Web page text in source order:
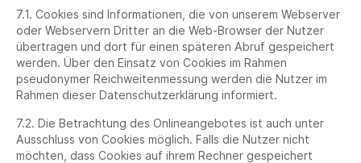
7.1. Cookies sind Informationen, die von unserem Webserver
oder Webservern Dritter an die Web-Browser der Nutzer
übertragen und dort für einen späteren Abruf gespeichert
werden. Über den Einsatz von Cookies im Rahmen
pseudonymer Reichweitenmessung werden die Nutzer im
Rahmen dieser Datenschutzerklärung informiert.
7.2. Die Betrachtung des Onlineangebotes ist auch unter
Ausschluss von Cookies möglich. Falls die Nutzer nicht
möchten, dass Cookies auf ihrem Rechner gespeichert